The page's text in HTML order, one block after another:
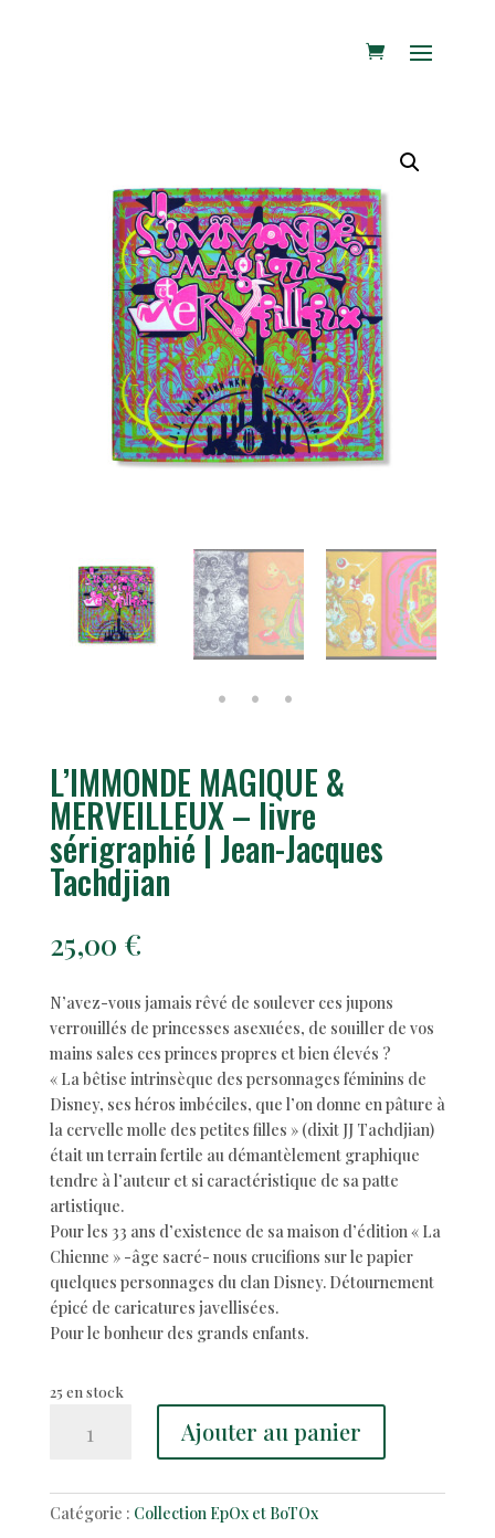
L’IMMONDE MAGIQUE &
MERVEILLEUX – livre
sérigraphié | Jean-Jacques
Tachdjian
25,00 €
N’avez-vous jamais rêvé de soulever ces jupons
verrouillés de princesses asexuées, de souiller de vos
mains sales ces princes propres et bien élevés ?
« La bêtise intrinsèque des personnages féminins de
Disney, ses héros imbéciles, que l’on donne en pâture à
la cervelle molle des petites filles » (dixit JJ Tachdjian)
était un terrain fertile au démantèlement graphique
tendre à l’auteur et si caractéristique de sa patte
artistique.
Pour les 33 ans d’existence de sa maison d’édition « La
Chienne » -âge sacré- nous crucifions sur le papier
quelques personnages du clan Disney. Détournement
épicé de caricatures javellisées.
Pour le bonheur des grands enfants.
25 en stock
MAGIQUE
&
Ajouter au panier
Catégorie : Collection EpOx et BoTOx